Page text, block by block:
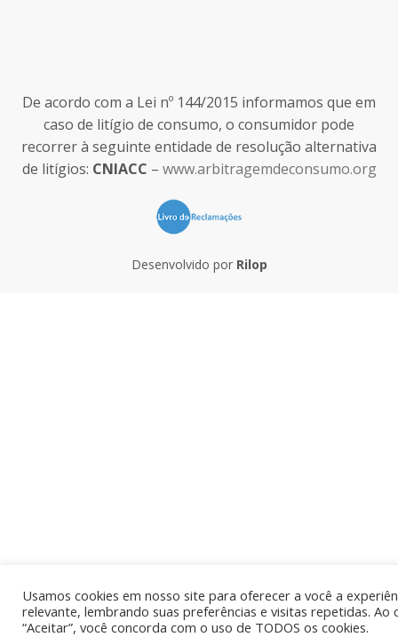
Usamos cookies em nosso site para oferecer a você a
relevante, lembrando suas preferências e visitas repetidas. Ao
“Aceitar”, você concorda com o uso de TODOS os cookies.
De acordo com a Lei nº 144/2015 informamos que em
caso de litígio de consumo, o consumidor pode
recorrer à seguinte entidade de resolução alternativa
de litígios: CNIACC – www.arbitragemdeconsumo.org
Desenvolvido por Rilop